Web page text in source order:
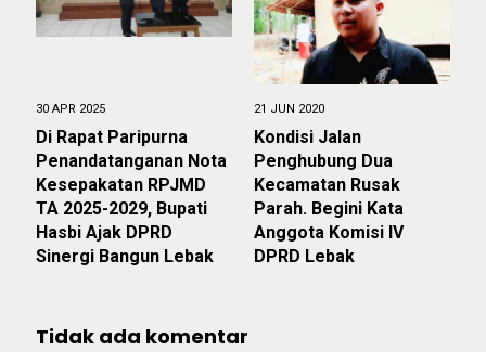
30 APR 2025
Di Rapat Paripurna
Penandatanganan Nota
Kesepakatan RPJMD
TA 2025-2029, Bupati
Hasbi Ajak DPRD
Sinergi Bangun Lebak
21 JUN 2020
Kondisi Jalan
Penghubung Dua
Kecamatan Rusak
Parah. Begini Kata
Anggota Komisi IV
DPRD Lebak
Tidak ada komentar